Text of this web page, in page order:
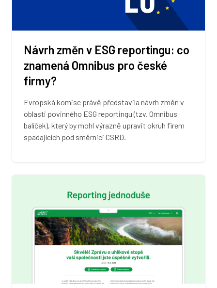
Návrh změn v ESG reportingu: co
znamená Omnibus pro české
firmy?
Evropská komise právě představila návrh změn v
oblasti povinného ESG reportingu (tzv. Omnibus
balíček), který by mohl výrazně upravit okruh firem
spadajících pod směrnici CSRD.